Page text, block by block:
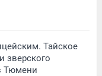
Тайское
зверского
Тюмени